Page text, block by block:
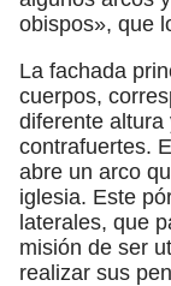
obispos», que
La fachada
cuerpos,
diferente
contrafuertes.
abre un arco
iglesia. Este
laterales, que
misión de ser
realizar sus